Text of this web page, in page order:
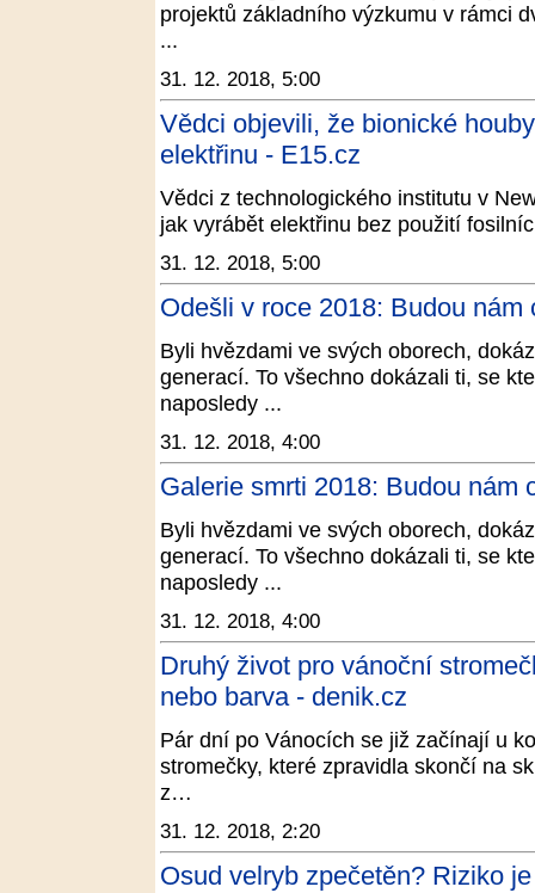
projektů základního výzkumu v rámci
...
31. 12. 2018, 5:00
Vědci objevili, že bionické
elektřinu - E15.cz
Vědci z technologického institutu v
jak vyrábět elektřinu bez použití
31. 12. 2018, 5:00
Odešli v roce 2018: Budou nám
Byli hvězdami ve svých oborech,
generací. To všechno dokázali ti, se
naposledy ...
31. 12. 2018, 4:00
Galerie smrti 2018: Budou nám
Byli hvězdami ve svých oborech,
generací. To všechno dokázali ti, se
naposledy ...
31. 12. 2018, 4:00
Druhý život pro vánoční
nebo barva - denik.cz
Pár dní po Vánocích se již začínají u
stromečky, které zpravidla skončí na
z…
31. 12. 2018, 2:20
Osud velryb zpečetěn? Riziko